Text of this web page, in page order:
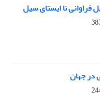
نا ایستای سیل
در جهان